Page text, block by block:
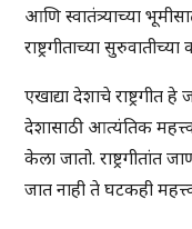
आणि स्वातंत्र्याच्या
राष्ट्रगीताच्या
एखाद्या देशाचे राष्ट्रगीत
देशासाठी आत्यंतिक
केला जातो.
जात नाही ते घटकही